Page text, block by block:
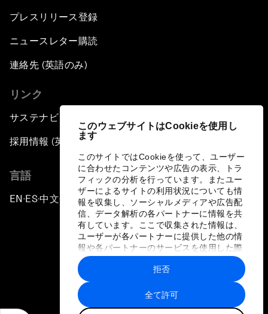
このウェブサイトはCookieを使用し
ます
このサイトではCookieを使って、ユーザー
に合わせたコンテンツや広告の表示、トラ
フィックの分析を行っています。またユー
ザーによるサイトの利用状況についても情
報を収集し、ソーシャルメディアや広告配
信、データ解析の各パートナーに情報を共
有しています。ここで収集された情報は、
ユーザーが各パートナーに提供した他の情
報や各パートナーのサービスを使用した際
に収集された情報と組み合わされ、各パー
トナーによって使用されることがありま
す。
全て許可
拒否
プレスリリース登録
ニュースレター購読
連絡先 (英語のみ)
リンク
サステナビリティへの取り組み
採用情報 (英語のみ)
言語
EN ▪ ES▪中文▪ 日本語
プライバシーポリシーと利用規約
サイトマップ